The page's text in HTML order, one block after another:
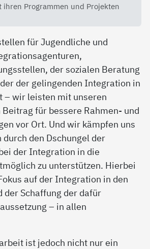
ihren Programmen und Projekten
für Jugendliche und
der sozialen Beratung
der gelingenden Integration in
– wir leisten mit unseren
für bessere Rahmen- und
vor Ort. Und wir kämpfen uns
den Dschungel der
der Integration in die
zu unterstützen. Hierbei
auf der Integration in den
der Schaffung der dafür
– in allen
ist jedoch nicht nur ein